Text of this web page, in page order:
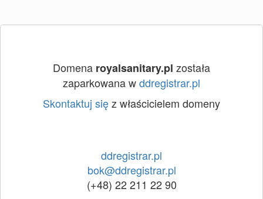
Domena royalsanitary.pl została
zaparkowana wddregistrar.pl
Skontaktuj sięz właścicielem domeny
ddregistrar.pl
bok@ddregistrar.pl
(+48) 22 211 22 90